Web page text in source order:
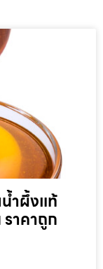
ำผึ้งแท้
าคาถูก